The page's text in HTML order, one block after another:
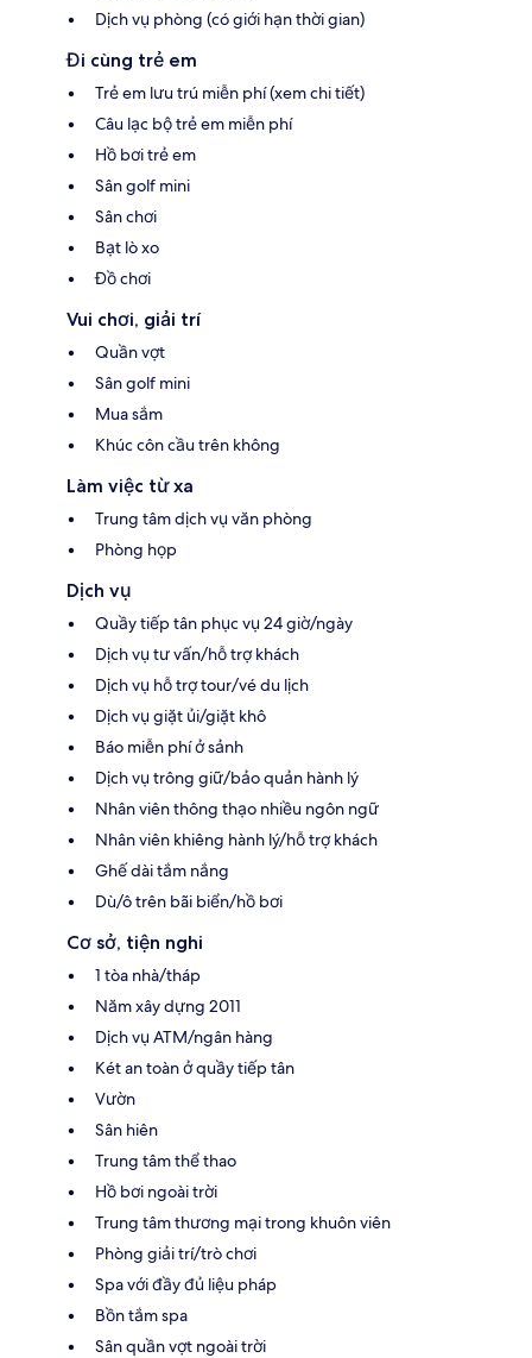
Dịch vụ phòng (có giới hạn thời gian)
Đi cùng trẻ em
Trẻ em lưu trú miễn phí (xem chi tiết)
Câu lạc bộ trẻ em miễn phí
Hồ bơi trẻ em
Sân golf mini
Sân chơi
Bạt lò xo
Đồ chơi
Vui chơi, giải trí
Quần vợt
Sân golf mini
Mua sắm
Khúc côn cầu trên không
Làm việc từ xa
Trung tâm dịch vụ văn phòng
Phòng họp
Dịch vụ
Quầy tiếp tân phục vụ 24 giờ/ngày
Dịch vụ tư vấn/hỗ trợ khách
Dịch vụ hỗ trợ tour/vé du lịch
Dịch vụ giặt ủi/giặt khô
Báo miễn phí ở sảnh
Dịch vụ trông giữ/bảo quản hành lý
Nhân viên thông thạo nhiều ngôn ngữ
Nhân viên khiêng hành lý/hỗ trợ khách
Ghế dài tắm nắng
Dù/ô trên bãi biển/hồ bơi
Cơ sở, tiện nghi
1 tòa nhà/tháp
Năm xây dựng 2011
Dịch vụ ATM/ngân hàng
Két an toàn ở quầy tiếp tân
Vườn
Sân hiên
Trung tâm thể thao
Hồ bơi ngoài trời
Trung tâm thương mại trong khuôn viên
Phòng giải trí/trò chơi
Spa với đầy đủ liệu pháp
Bồn tắm spa
Sân quần vợt ngoài trời